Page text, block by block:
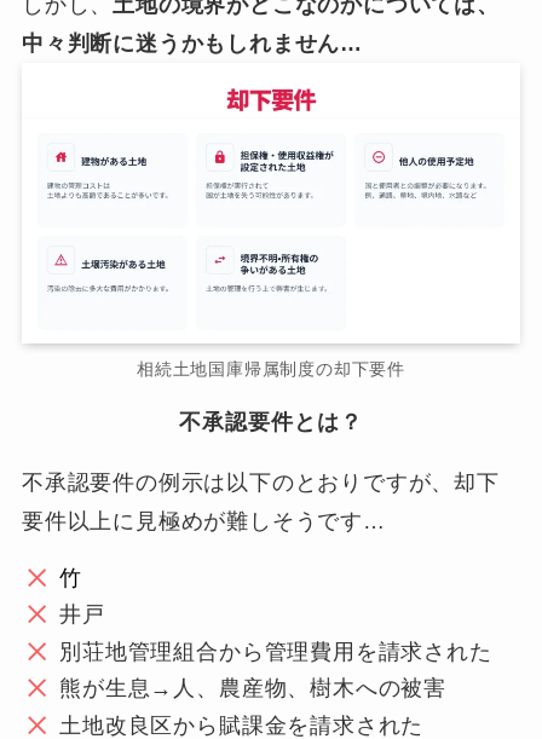
しかし、土地の境界がどこなのかについては、
中々判断に迷うかもしれません…
相続土地国庫帰属制度の却下要件
不承認要件とは？
不承認要件の例示は以下のとおりですが、却下
要件以上に見極めが難しそうです…
竹
井戸
別荘地管理組合から管理費用を請求された
熊が生息→人、農産物、樹木への被害
土地改良区から賦課金を請求された